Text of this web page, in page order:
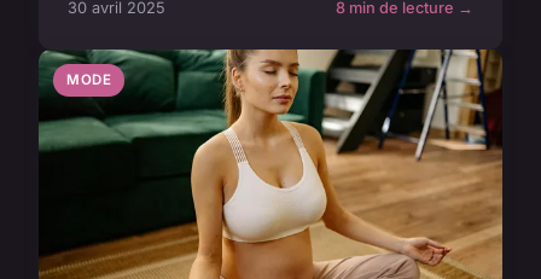
30 avril 2025 8 min de lecture →
MODE